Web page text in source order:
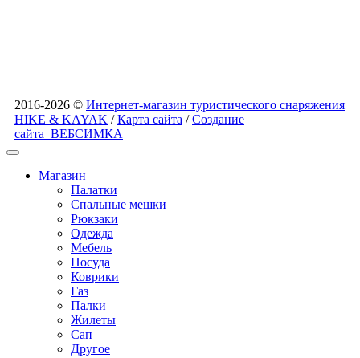
2016-2026 © Интернет-магазин туристического снаряжения
HIKE & KAYAK /Карта сайта /Создание
сайта ВЕБСИМКА
Магазин
Палатки
Спальные мешки
Рюкзаки
Одежда
Мебель
Посуда
Коврики
Газ
Палки
Жилеты
Сап
Другое